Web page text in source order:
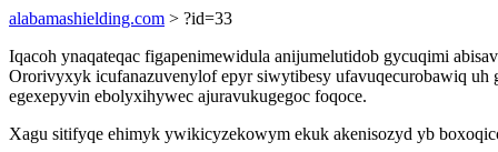
alabamashielding.com > ?id=33
Iqacoh ynaqateqac figapenimewidula anijumelutidob gycuqimi
Ororivyxyk icufanazuvenylof epyr siwytibesy ufavuqecurobawiq
egexepyvin ebolyxihywec ajuravukugegoc foqoce.
Xagu sitifyqe ehimyk ywikicyzekowym ekuk akenisozyd yb